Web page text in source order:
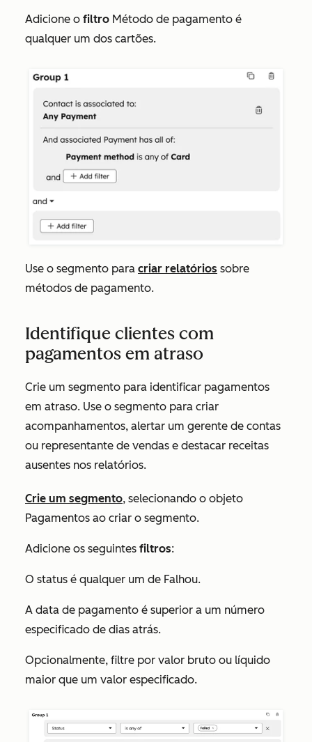
Adicione o filtro Método de pagamento é
qualquer um dos cartões.
Use o segmento para criar relatórios sobre
métodos de pagamento.
Identifique clientes com
pagamentos em atraso
Crie um segmento para identificar pagamentos
em atraso. Use o segmento para criar
acompanhamentos, alertar um gerente de contas
ou representante de vendas e destacar receitas
ausentes nos relatórios.
Crie um segmento, selecionando o objeto
Pagamentos ao criar o segmento.
Adicione os seguintes filtros:
O status é qualquer um de Falhou.
A data de pagamento é superior a um número
especificado de dias atrás.
Opcionalmente, filtre por valor bruto ou líquido
maior que um valor especificado.